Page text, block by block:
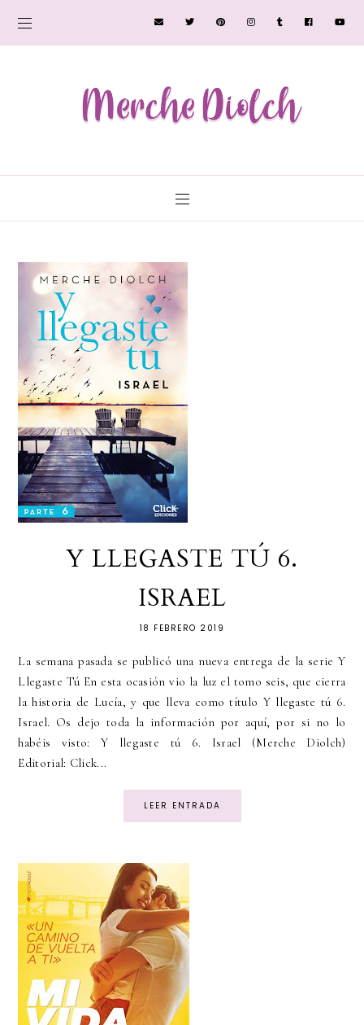
Y LLEGASTE TÚ 6.
ISRAEL
18 FEBRERO 2019
La semana pasada se publicó una nueva entrega de la serie Y
Llegaste Tú En esta ocasión vio la luz el tomo seis, que cierra
la historia de Lucía, y que lleva como título Y llegaste tú 6.
Israel. Os dejo toda la información por aquí, por si no lo
habéis visto: Y llegaste tú 6. Israel (Merche Diolch)
Editorial: Click...
LEER ENTRADA